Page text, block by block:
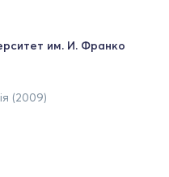
им. И. Франко
(2009)